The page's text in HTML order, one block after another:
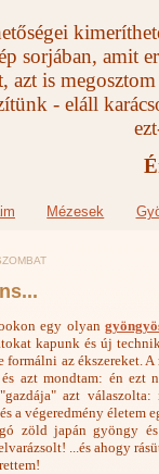
sorjában, amit
azt is
- eláll
Mézesek
egy olyan
kapunk és új
formálni az ékszereket.
azt mondtam: én ezt
azt
a végeredmény életem
zöld japán gyöngy és
...és ahogy